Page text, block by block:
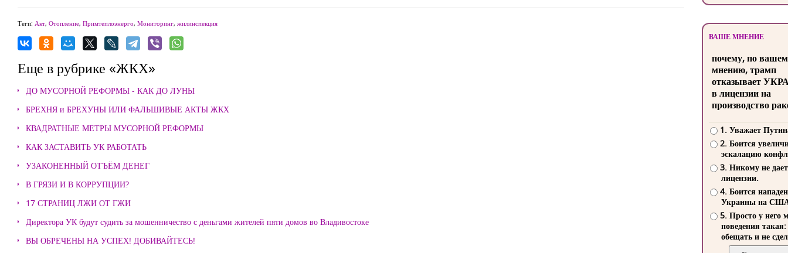
Теги: Акт, Отопление, Примтеплоэнерго, Мониторинг, жилинспекция
Еще в рубрике «ЖКХ»
ДО МУСОРНОЙ РЕФОРМЫ - КАК ДО ЛУНЫ
БРЕХНЯ и БРЕХУНЫ ИЛИ ФАЛЬШИВЫЕ АКТЫ ЖКХ
КВАДРАТНЫЕ МЕТРЫ МУСОРНОЙ РЕФОРМЫ
КАК ЗАСТАВИТЬ УК РАБОТАТЬ
УЗАКОНЕННЫЙ ОТЪЁМ ДЕНЕГ
В ГРЯЗИ И В КОРРУПЦИИ?
17 СТРАНИЦ ЛЖИ ОТ ГЖИ
Директора УК будут судить за мошенничество с деньгами жителей пяти домов во Владивостоке
ВЫ ОБРЕЧЕНЫ НА УСПЕХ! ДОБИВАЙТЕСЬ!
ВАШЕ МНЕНИЕ
почему, по
мнению, трамп
отказывает
в лицензии на
производство
1. Уважает
2. Боится
эскалацию
3. Никому не
лицензии.
4. Боится
Украины на
5. Просто у него
поведения такая:
обещать и не